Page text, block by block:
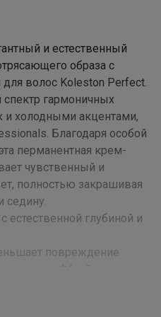
и естественный
образа с
волос Koleston Perfect.
гармоничных
и холодными акцентами,
Благодаря особой
перманентная крем-
чувственный и
полностью закрашивая
седину.
глубиной и
повреждение
образование